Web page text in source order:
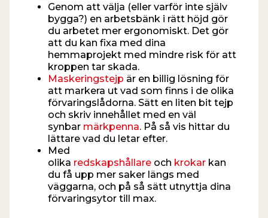
Genom att välja (eller varför inte själv
bygga?) en arbetsbänk i rätt höjd gör
du arbetet mer ergonomiskt. Det gör
att du kan fixa med dina
hemmaprojekt med mindre risk för att
kroppen tar skada.
Maskeringstejp är en billig lösning för
att markera ut vad som finns i de olika
förvaringslådorna. Sätt en liten bit tejp
och skriv innehållet med en väl
synbar märkpenna. På så vis hittar du
lättare vad du letar efter.
Med
olika redskapshållare och krokar kan
du få upp mer saker längs med
väggarna, och på så sätt utnyttja dina
förvaringsytor till max.